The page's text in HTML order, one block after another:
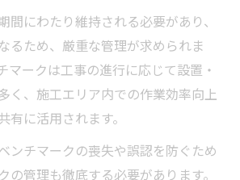
間にわたり維持される必要があり、
るため、厳重な管理が求められま
マークは工事の進行に応じて設置・
く、施工エリア内での作業効率向上
有に活用されます。
ンチマークの喪失や誤認を防ぐため
の管理も徹底する必要があります。